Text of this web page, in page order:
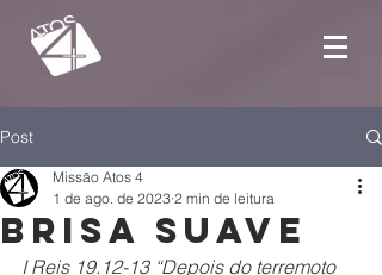
Post
Brisa Suave
Missão Atos 4
1 de ago. de 2023 2 min de leitura
I Reis 19.12-13 “Depois do terremoto